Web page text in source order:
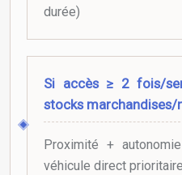
durée)
Si accès ≥ 2 fois/
stocks marchandises/
Proximité +
véhicule direct